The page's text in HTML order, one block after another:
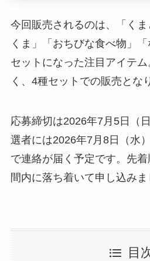
今回販売されるのは、「く
くま」「おちびな食べ物」
セットになった注目アイテ
く、4種セットでの販売とな
応募締切は2026年7月5日（
選者には2026年7月8日（水
で連絡が届く予定です。先
間内に落ち着いて申し込みま
目